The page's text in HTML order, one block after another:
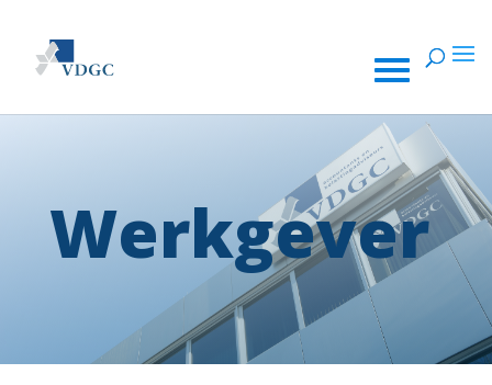
Werkgever